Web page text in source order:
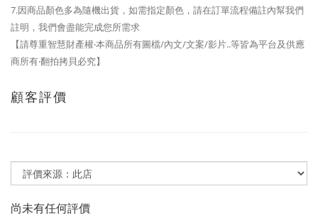
7.因商品顏色多為隨機出貨，如需指定顏色，請在訂單流程備註內幫我們
註明，我們會盡能完成您所需求
【請尊重智慧財產權‧本商品所有圖檔/內文/文案/影片..等皆為平台及供應
商所有‧翻拍拷貝必究】
顧客評價
尚未有任何評價